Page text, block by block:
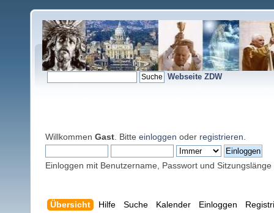
Webseite ZDW
Willkommen Gast . Bitte einloggen oder registrieren
Einloggen mit Benutzername, Passwort und Sitzungslänge
Übersicht Hilfe Suche Kalender Einloggen